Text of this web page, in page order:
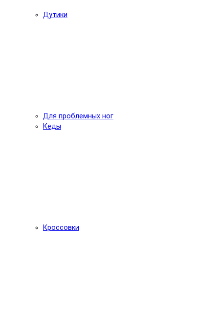
Дутики
Для проблемных ног
Кеды
Кроссовки